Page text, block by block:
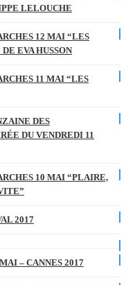
LELOUCHE
12 MAI “LES
EVA HUSSON
11 MAI “LES
DES
DU VENDREDI 11
10 MAI “PLAIRE,
2017
– CANNES 2017